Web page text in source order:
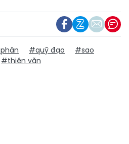
#quỹ đạo
#sao
#thiên văn